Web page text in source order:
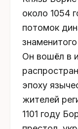
около 1054
потомок
Он вошёл в
эпоху
жителей
1101 году